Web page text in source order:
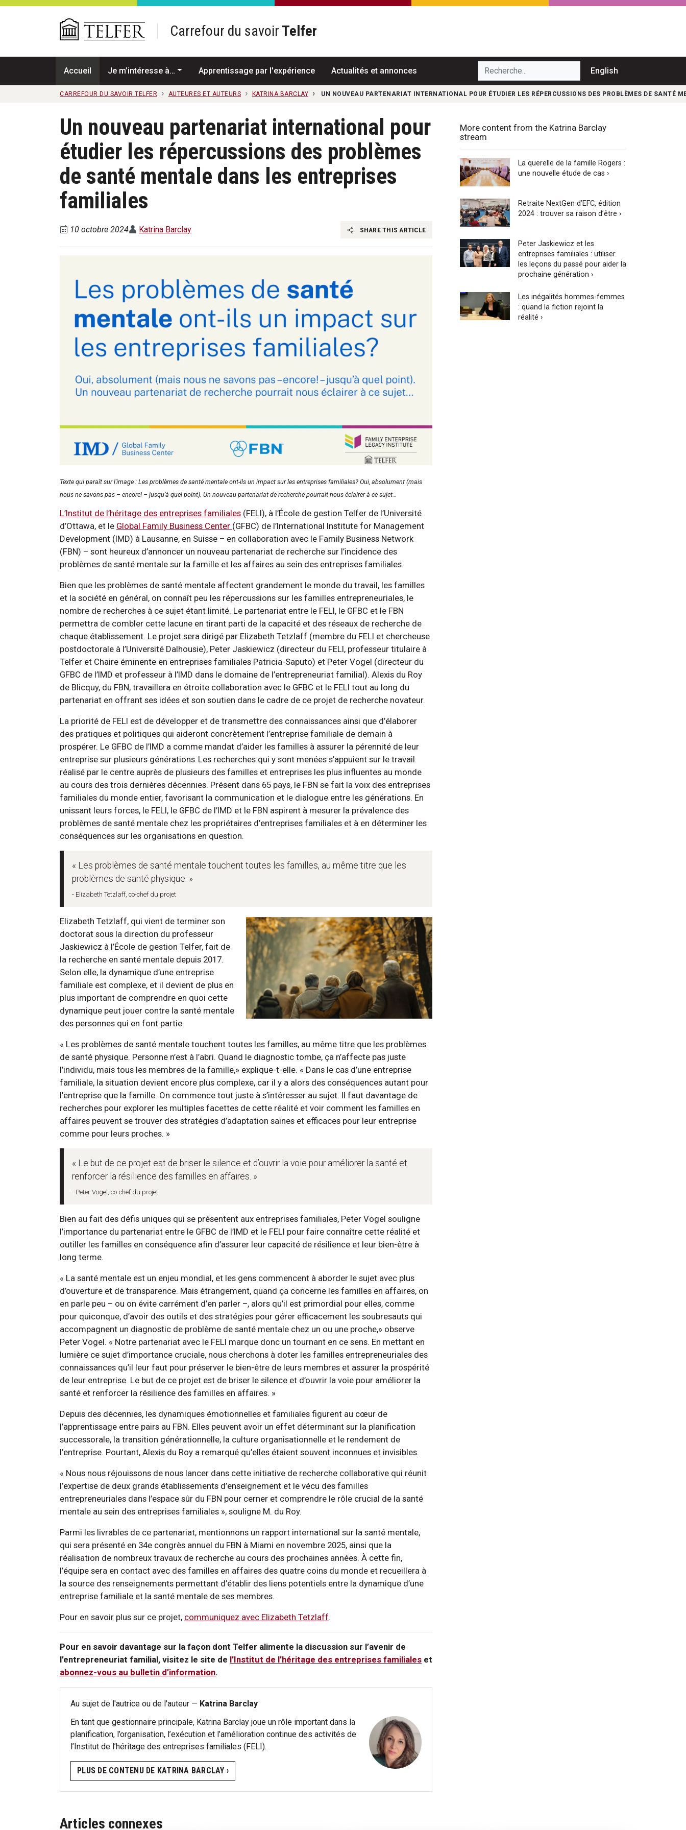
Passer au contenu principal
Carrefour du savoir Telfer
Accueil Je m’intéresse à… Apprentissage par l'expérience Actualités et annonces Recherche... English
CARREFOUR DU SAVOIR TELFER AUTEURES ET AUTEURS KATRINA BARCLAY UN NOUVEAU PARTENARIAT INTERNATIONAL POUR ÉTUDIER LES RÉPERCUSSIONS DES PROBLÈMES DE SANTÉ
Un nouveau partenariat international pour
étudier les répercussions des problèmes
de santé mentale dans les entreprises
familiales
10 octobre 2024 Katrina Barclay SHARE THIS ARTICLE
Texte qui paraît sur l'image : Les problèmes de santé mentale ont-ils un impact sur les entreprises familiales? Oui, absolument (mais
nous ne savons pas – encore! – jusqu’à quel point). Un nouveau partenariat de recherche pourrait nous éclairer à ce sujet…
L’Institut de l’héritage des entreprises familiales (FELI), à l’École de gestion Telfer de l’Université
d’Ottawa, et le Global Family Business Center (GFBC) de l’International Institute for Management
Development (IMD) à Lausanne, en Suisse – en collaboration avec le Family Business Network
(FBN) – sont heureux d’annoncer un nouveau partenariat de recherche sur l’incidence des
problèmes de santé mentale sur la famille et les affaires au sein des entreprises familiales.
Bien que les problèmes de santé mentale affectent grandement le monde du travail, les familles
et la société en général, on connaît peu les répercussions sur les familles entrepreneuriales, le
nombre de recherches à ce sujet étant limité. Le partenariat entre le FELI, le GFBC et le FBN
permettra de combler cette lacune en tirant parti de la capacité et des réseaux de recherche de
chaque établissement. Le projet sera dirigé par Elizabeth Tetzlaff (membre du FELI et chercheuse
postdoctorale à l’Université Dalhousie), Peter Jaskiewicz (directeur du FELI, professeur titulaire à
Telfer et Chaire éminente en entreprises familiales Patricia-Saputo) et Peter Vogel (directeur du
GFBC de l’IMD et professeur à l’IMD dans le domaine de l’entrepreneuriat familial). Alexis du Roy
de Blicquy, du FBN, travaillera en étroite collaboration avec le GFBC et le FELI tout au long du
partenariat en offrant ses idées et son soutien dans le cadre de ce projet de recherche novateur.
La priorité de FELI est de développer et de transmettre des connaissances ainsi que d’élaborer
des pratiques et politiques qui aideront concrètement l’entreprise familiale de demain à
prospérer. Le GFBC de l’IMD a comme mandat d’aider les familles à assurer la pérennité de leur
entreprise sur plusieurs générations. Les recherches qui y sont menées s’appuient sur le travail
réalisé par le centre auprès de plusieurs des familles et entreprises les plus influentes au monde
au cours des trois dernières décennies. Présent dans 65 pays, le FBN se fait la voix des entreprises
familiales du monde entier, favorisant la communication et le dialogue entre les générations. En
unissant leurs forces, le FELI, le GFBC de l’IMD et le FBN aspirent à mesurer la prévalence des
problèmes de santé mentale chez les propriétaires d’entreprises familiales et à en déterminer les
conséquences sur les organisations en question.
« Les problèmes de santé mentale touchent toutes les familles, au même titre que les
problèmes de santé physique. »
- Elizabeth Tetzlaff, co-chef du projet
Elizabeth Tetzlaff, qui vient de terminer son
doctorat sous la direction du professeur
Jaskiewicz à l’École de gestion Telfer, fait de
la recherche en santé mentale depuis 2017.
Selon elle, la dynamique d’une entreprise
familiale est complexe, et il devient de plus en
plus important de comprendre en quoi cette
dynamique peut jouer contre la santé mentale
des personnes qui en font partie.
« Les problèmes de santé mentale touchent toutes les familles, au même titre que les problèmes
de santé physique. Personne n’est à l’abri. Quand le diagnostic tombe, ça n’affecte pas juste
l’individu, mais tous les membres de la famille,» explique-t-elle. « Dans le cas d’une entreprise
familiale, la situation devient encore plus complexe, car il y a alors des conséquences autant pour
l’entreprise que la famille. On commence tout juste à s’intéresser au sujet. Il faut davantage de
recherches pour explorer les multiples facettes de cette réalité et voir comment les familles en
affaires peuvent se trouver des stratégies d’adaptation saines et efficaces pour leur entreprise
comme pour leurs proches. »
« Le but de ce projet est de briser le silence et d’ouvrir la voie pour améliorer la santé et
renforcer la résilience des familles en affaires. »
- Peter Vogel, co-chef du projet
Bien au fait des défis uniques qui se présentent aux entreprises familiales, Peter Vogel souligne
l’importance du partenariat entre le GFBC de l’IMD et le FELI pour faire connaître cette réalité et
outiller les familles en conséquence afin d’assurer leur capacité de résilience et leur bien-être à
long terme.
« La santé mentale est un enjeu mondial, et les gens commencent à aborder le sujet avec plus
d’ouverture et de transparence. Mais étrangement, quand ça concerne les familles en affaires, on
en parle peu – ou on évite carrément d’en parler –, alors qu’il est primordial pour elles, comme
pour quiconque, d’avoir des outils et des stratégies pour gérer efficacement les soubresauts qui
accompagnent un diagnostic de problème de santé mentale chez un ou une proche,» observe
Peter Vogel. « Notre partenariat avec le FELI marque donc un tournant en ce sens. En mettant en
lumière ce sujet d’importance cruciale, nous cherchons à doter les familles entrepreneuriales des
connaissances qu’il leur faut pour préserver le bien-être de leurs membres et assurer la prospérité
de leur entreprise. Le but de ce projet est de briser le silence et d’ouvrir la voie pour améliorer la
santé et renforcer la résilience des familles en affaires. »
Depuis des décennies, les dynamiques émotionnelles et familiales figurent au cœur de
l’apprentissage entre pairs au FBN. Elles peuvent avoir un effet déterminant sur la planification
successorale, la transition générationnelle, la culture organisationnelle et le rendement de
l’entreprise. Pourtant, Alexis du Roy a remarqué qu’elles étaient souvent inconnues et invisibles.
« Nous nous réjouissons de nous lancer dans cette initiative de recherche collaborative qui réunit
l’expertise de deux grands établissements d’enseignement et le vécu des familles
entrepreneuriales dans l’espace sûr du FBN pour cerner et comprendre le rôle crucial de la santé
mentale au sein des entreprises familiales », souligne M. du Roy.
Parmi les livrables de ce partenariat, mentionnons un rapport international sur la santé mentale,
qui sera présenté en 34e congrès annuel du FBN à Miami en novembre 2025, ainsi que la
réalisation de nombreux travaux de recherche au cours des prochaines années. À cette fin,
l’équipe sera en contact avec des familles en affaires des quatre coins du monde et recueillera à
la source des renseignements permettant d’établir des liens potentiels entre la dynamique d’une
entreprise familiale et la santé mentale de ses membres.
Pour en savoir plus sur ce projet, communiquez avec Elizabeth Tetzlaff.
Pour en savoir davantage sur la façon dont Telfer alimente la discussion sur l’avenir de
l’entrepreneuriat familial, visitez le site de l’Institut de l’héritage des entreprises familiales et
abonnez-vous au bulletin d’information.
Au sujet de l'autrice ou de l'auteur — Katrina Barclay
En tant que gestionnaire principale, Katrina Barclay joue un rôle important dans la
planification, l’organisation, l’exécution et l’amélioration continue des activités de
l’Institut de l’héritage des entreprises familiales (FELI).
PLUS DE CONTENU DE KATRINA BARCLAY ›
More content from the Katrina Barclay
stream
La querelle de la famille Rogers :
une nouvelle étude de cas ›
Retraite NextGen d’EFC, édition
2024 : trouver sa raison d’être ›
Peter Jaskiewicz et les
entreprises familiales : utiliser
les leçons du passé pour aider la
prochaine génération ›
Les inégalités hommes-femmes
: quand la fiction rejoint la
réalité ›
Articles connexes